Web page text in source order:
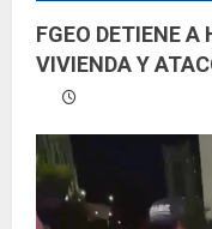
FGEO DETIENE A
VIVIENDA Y